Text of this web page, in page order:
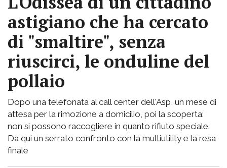
astigiano che ha cercato
di "smaltire", senza
riuscirci, le onduline del
pollaio
Dopo una telefonata al call center dell'Asp, un mese di
attesa per la rimozione a domicilio, poi la scoperta:
non si possono raccogliere in quanto rifiuto speciale.
Da qui un serrato confronto con la multiutility e la resa
finale